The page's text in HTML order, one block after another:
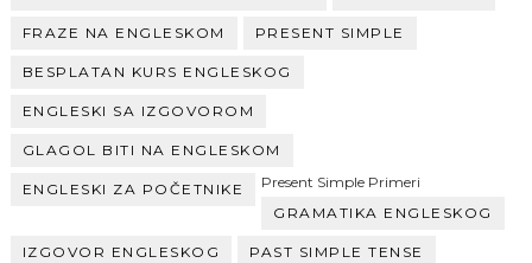
FRAZE NA ENGLESKOM PRESENT SIMPLE
BESPLATAN KURS ENGLESKOG
ENGLESKI SA IZGOVOROM
GLAGOL BITI NA ENGLESKOM
ENGLESKI ZA POČETNIKE
Present Simple Primeri
GRAMATIKA ENGLESKOG
IZGOVOR ENGLESKOG PAST SIMPLE TENSE